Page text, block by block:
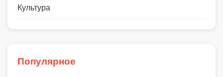
Культура
Популярное